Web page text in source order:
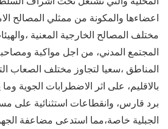
اعضاءها والمكونة من ممثلي المصالح
مختلف المصالح الخارجية المعنية
المجتمع المدني، من اجل مواكبة
المناطق ،سعيا لتجاوز مختلف الصعاب
بالاقليم، على اثر الاضطرابات الجوية
برد قارس، وانقطاعات استثنائية على
الجبلية خاصة،مما استدعى مضاعفة